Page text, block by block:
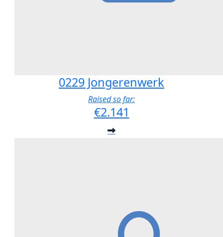
0229 Jongerenwerk
Raised so far:
€2.141